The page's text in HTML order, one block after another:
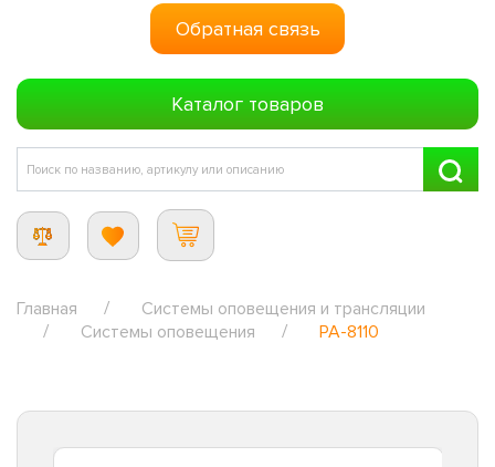
Обратная связь
Каталог товаров
Главная
Системы оповещения и трансляции
Системы оповещения
PA-8110